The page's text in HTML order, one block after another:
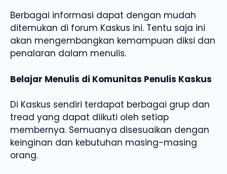
Berbagai informasi dapat dengan mudah
ditemukan di forum Kaskus ini. Tentu saja ini
akan mengembangkan kemampuan diksi dan
penalaran dalam menulis.
Belajar Menulis di Komunitas Penulis Kaskus
Di Kaskus sendiri terdapat berbagai grup dan
tread yang dapat diikuti oleh setiap
membernya. Semuanya disesuaikan dengan
keinginan dan kebutuhan masing-masing
orang.